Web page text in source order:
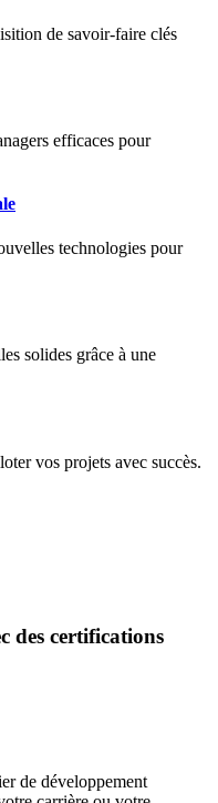
de savoir-faire clés
efficaces pour
technologies pour
solides grâce à une
vos projets avec succès.
des certifications
de développement